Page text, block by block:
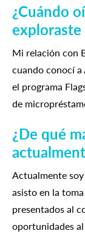
¿Cuándo
exploraste
Mi relación con
cuando conocí a
el programa
de
¿De qué
Actualmente
asisto en la
presentados al
oportunidades